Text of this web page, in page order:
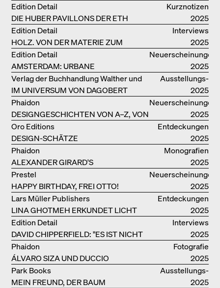
Kurznotizen
DIE HUBER PAVILLONS DER ETH
ZÜRICH – WIEDERVERWENDET!
Edition Detail
2025
Interviews
HOLZ. VON DER MATERIE ZUM
GEBAUTEN
Edition Detail
2025
Neuerscheinungen
AMSTERDAM: URBANE
ARCHITEKTUR UND LEBENSRÄUME
Edition Detail
2025
Ausstellungs­
kataloge
IM UNIVERSUM VON DAGOBERT
PECHE
Verlag der Buchhandlung Walther und
Franz König
2025
Neuerscheinungen
DESIGNGESCHICHTEN VON A–Z, VON
GAE AULENTI BIS ZU SORI YANAGI
Phaidon
2025
Entdeckungen
DESIGN-SCHÄTZE
WIEDERENTDECKT: FINN JUHLS
CHIEFTAIN CHAIR
Oro Editions
2025
Monografien
ALEXANDER GIRARD'S
OPTIMISTISCHE ENTWÜRFE
Phaidon
2025
Neuerscheinungen
HAPPY BIRTHDAY, FREI OTTO!
Prestel
2025
Entdeckungen
LINA GHOTMEH ERKUNDET LICHT
UND DUNKELHEIT
Lars Müller Publishers
2025
Interviews
DAVID CHIPPERFIELD: "ES IST NICHT
SO LEICHT, BERLIN ZU MÖGEN"
Edition Detail
2025
Fotografie
ÁLVARO SIZA UND DUCCIO
MALAGAMBA: SKIZZEN UND
FOTOGRAFIEN
Phaidon
2025
Ausstellungs­
kataloge
MEIN FREUND, DER BAUM
Park Books
2025